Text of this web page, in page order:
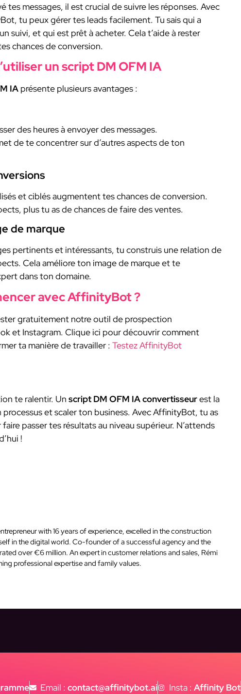
tes messages, il est crucial de suivre les réponses. Avec
tu peux gérer tes leads facilement. Tu sais qui a
suivi, et qui est prêt à acheter. Cela t’aide à rester
chances de conversion.
un script DM OFM IA
IA présente plusieurs avantages :
des heures à envoyer des messages.
de te concentrer sur d’autres aspects de ton
et ciblés augmentent tes chances de conversion.
plus tu as de chances de faire des ventes.
de marque
pertinents et intéressants, tu construis une relation de
Cela améliore ton image de marque et te
dans ton domaine.
avec AffinityBot ?
gratuitement notre outil de prospection
et Instagram. Clique ici pour découvrir comment
ta manière de travailler : Testez AffinityBot
te ralentir. Un script DM OFM IA convertisseurest la
et scaler ton business. Avec AffinityBot, tu as
passer tes résultats au niveau supérieur. N’attends
!
with 16 years of experience, excelled in the construction
in the digital world. Co-founder of a successful agency and the
over €6 million. An expert in customer relations and sales, Rémi
professional expertise and family values.
Email :contact@affinitybot.ai Insta : Affinity Bot